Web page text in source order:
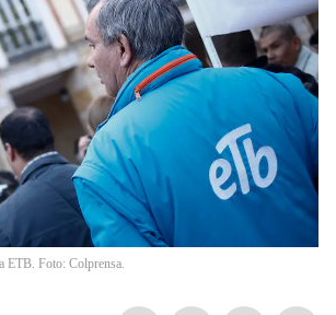
ETB. Foto: Colprensa.